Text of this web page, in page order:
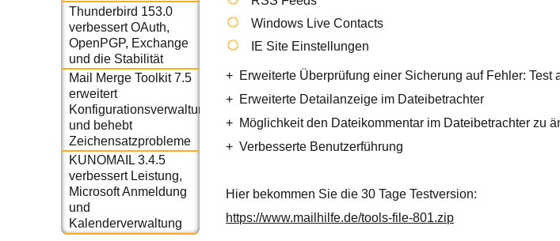
Thunderbird 153.0
verbessert OAuth,
OpenPGP, Exchange
und die Stabilität
Mail Merge Toolkit 7.5
erweitert
Konfigurationsverwaltung
und behebt
Zeichensatzprobleme
KUNOMAIL 3.4.5
verbessert Leistung,
Microsoft Anmeldung
und
Kalenderverwaltung
Windows Live Contacts
IE Site Einstellungen
+ Erweiterte Überprüfung einer Sicherung auf Fehler:
+ Erweiterte Detailanzeige im Dateibetrachter
+ Möglichkeit den Dateikommentar im Dateibetrachter zu
+ Verbesserte Benutzerführung
Hier bekommen Sie die 30 Tage Testversion:
https://www.mailhilfe.de/tools-file-801.zip